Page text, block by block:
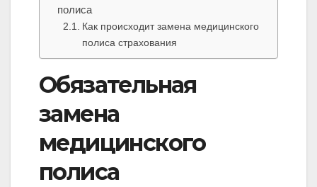
полиса
Как происходит замена медицинского
полиса страхования
Обязательная
замена
медицинского
полиса